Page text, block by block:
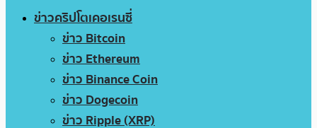
ข่าวคริปโตเคอเรนซี่
ข่าว Bitcoin
ข่าว Ethereum
ข่าว Binance Coin
ข่าว Dogecoin
ข่าว Ripple (XRP)